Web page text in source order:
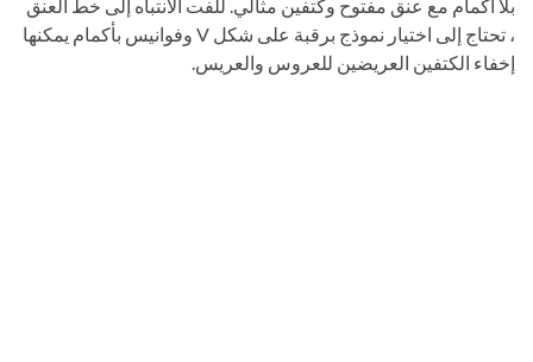
بلا أكمام مع عنق مفتوح وكتفين مثالي. للفت الانتباه إلى خط العنق
، تحتاج إلى اختيار نموذج برقبة على شكل V وفوانيس بأكمام يمكنها
إخفاء الكتفين العريضين للعروس والعريس.